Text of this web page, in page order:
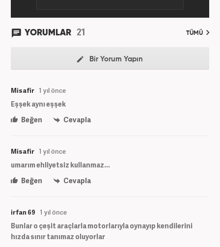
YORUMLAR 21 TÜMÜ
Bir Yorum Yapın
Misafir 1 yıl önce
Eşşek aynı eşşek
Beğen
Cevapla
Misafir 1 yıl önce
umarım ehliyetsiz kullanmaz...
Beğen
Cevapla
irfan 69 1 yıl önce
Bunlar o çeşit araçlarla motorlarıyla oynayıp kendilerini
hızda sınır tanımaz oluyorlar